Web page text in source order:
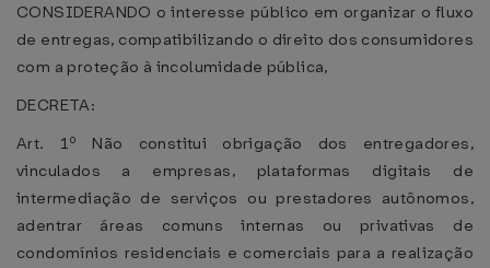
CONSIDERANDO o interesse público em organizar o fluxo
de entregas, compatibilizando o direito dos consumidores
com a proteção à incolumidade pública,
DECRETA:
Art. 1º Não constitui obrigação dos entregadores,
vinculados a empresas, plataformas digitais de
intermediação de serviços ou prestadores autônomos,
adentrar áreas comuns internas ou privativas de
condomínios residenciais e comerciais para a realização